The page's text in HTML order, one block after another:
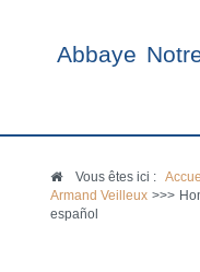
Abbaye
Vous êtes ici :
Armand Veilleux >>>
español